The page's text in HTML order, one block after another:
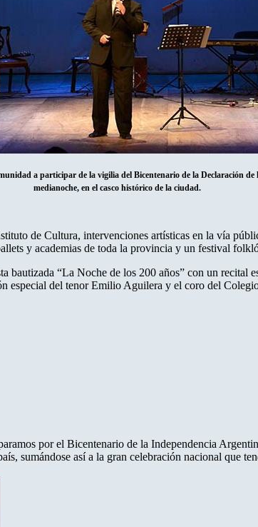
a participar de la vigilia del Bicentenario de la Declaración
medianoche, en el casco histórico de la ciudad.
de Cultura, intervenciones artísticas en la vía
y academias de toda la provincia y un festival
bautizada “La Noche de los 200 años” con un recital
del tenor Emilio Aguilera y el coro del
por el Bicentenario de la Independencia
sumándose así a la gran celebración nacional que